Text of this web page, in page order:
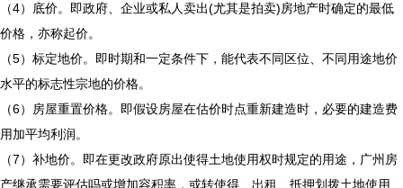
（4）底价。即政府、企业或私人卖出(尤其是拍卖)房地产时确定的最低
价格，亦称起价。
（5）标定地价。即时期和一定条件下，能代表不同区位、不同用途地价
水平的标志性宗地的价格。
（6）房屋重置价格。即假设房屋在估价时点重新建造时，必要的建造费
用加平均利润。
（7）补地价。即在更改政府原出使得土地使用权时规定的用途， 广州房
产继承需要评估吗或增加容积率，或转使得、出租、抵押划拨土地使用